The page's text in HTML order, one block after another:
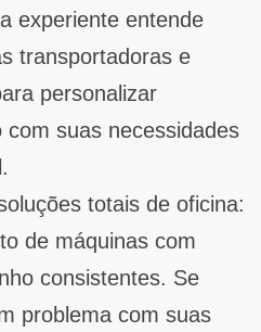
experiente entende
transportadoras e
personalizar
com suas necessidades
totais de oficina:
de máquinas com
consistentes. Se
problema com suas